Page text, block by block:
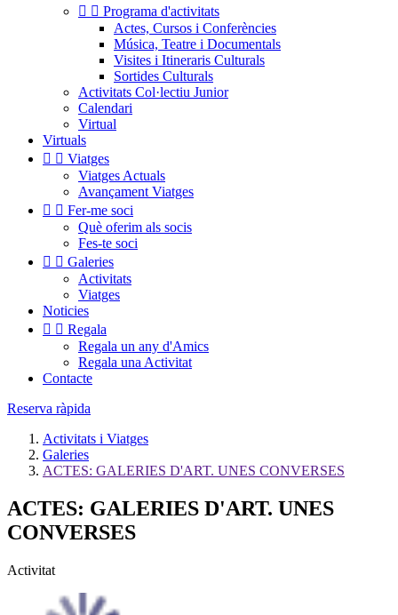
  Programa d'activitats
Actes, Cursos i Conferències
Música, Teatre i Documentals
Visites i Itineraris Culturals
Sortides Culturals
Activitats Col·lectiu Junior
Calendari
Virtual
Virtuals
  Viatges
Viatges Actuals
Avançament Viatges
  Fer-me soci
Què oferim als socis
Fes-te soci
  Galeries
Activitats
Viatges
Noticies
  Regala
Regala un any d'Amics
Regala una Activitat
Contacte
Reserva ràpida
Activitats i Viatges
Galeries
ACTES: GALERIES D'ART. UNES CONVERSES
ACTES: GALERIES D'ART. UNES
CONVERSES
Activitat